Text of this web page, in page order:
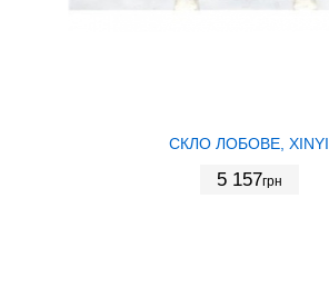
СКЛО ЛОБОВЕ, XINYI
5 157грн